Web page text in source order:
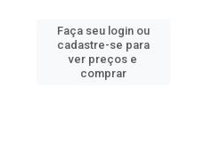
Faça seu login ou
cadastre-se para
ver preços e
comprar